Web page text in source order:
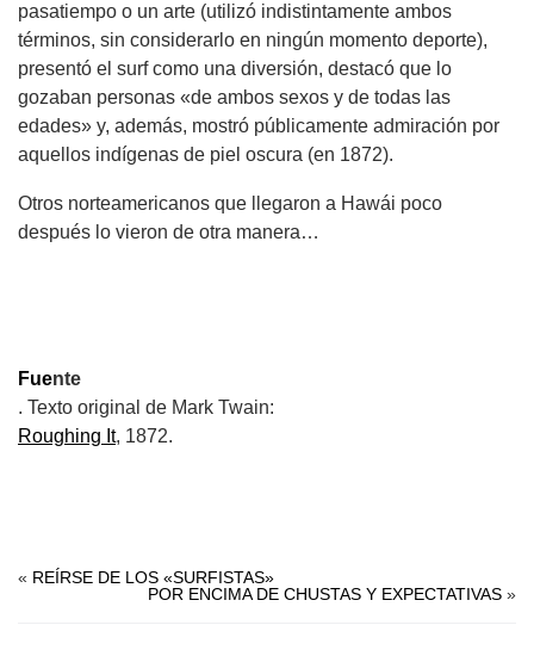
pasatiempo o un arte (utilizó indistintamente ambos
términos, sin considerarlo en ningún momento deporte),
presentó el surf como una diversión, destacó que lo
gozaban personas «de ambos sexos y de todas las
edades» y, además, mostró públicamente admiración por
aquellos indígenas de piel oscura (en 1872).
Otros norteamericanos que llegaron a Hawái poco
después lo vieron de otra manera…
Fuente
. Texto original de Mark Twain:
Roughing It, 1872.
« REÍRSE DE LOS «SURFISTAS»
POR ENCIMA DE CHUSTAS Y EXPECTATIVAS »